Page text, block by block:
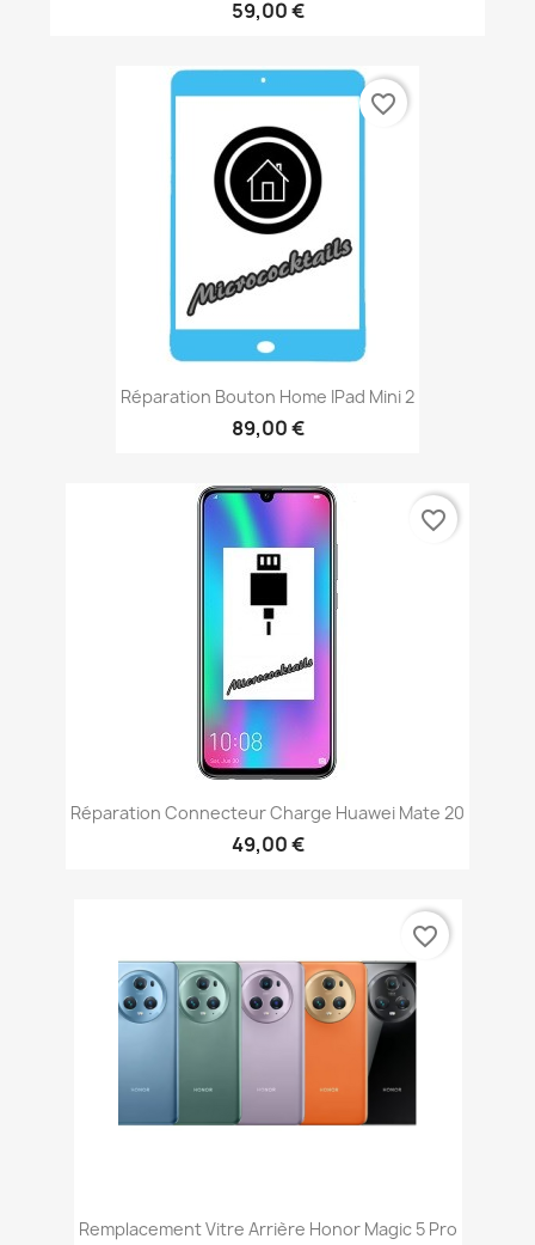
59,00 €
Réparation Bouton Home IPad Mini 2
89,00 €
favorite_border
Réparation Connecteur Charge Huawei Mate 20
49,00 €
favorite_border
Remplacement Vitre Arrière Honor Magic 5 Pro
favorite_border